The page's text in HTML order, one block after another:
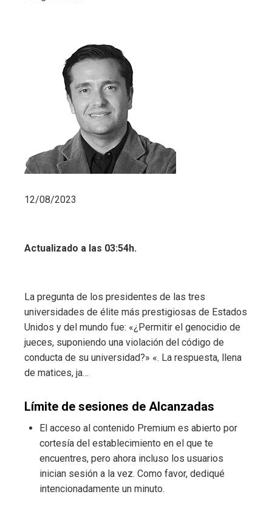
12/08/2023
Actualizado a las 03:54h.
La pregunta de los presidentes de las tres
universidades de élite más prestigiosas de Estados
Unidos y del mundo fue: «¿Permitir el genocidio de
jueces, suponiendo una violación del código de
conducta de su universidad?» «. La respuesta, llena
de matices, ja…
Límite de sesiones de Alcanzadas
El acceso al contenido Premium es abierto por
cortesía del establecimiento en el que te
encuentres, pero ahora incluso los usuarios
inician sesión a la vez. Como favor, dediqué
intencionadamente un minuto.